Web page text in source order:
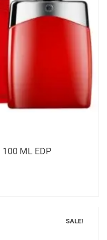
ML EDP
SALE!